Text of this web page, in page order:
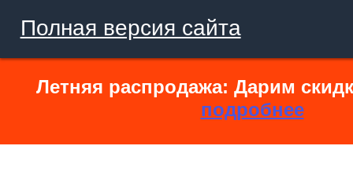
Полная версия сайта
Летняя распродажа: Дарим
подробнее